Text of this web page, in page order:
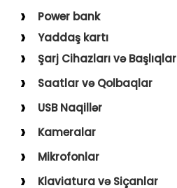
Simli Qulaqlıqlar
Simsiz Qulaqlıqlar
Qulaqüstü
Power bank
Yaddaş kartı
Şarj Cihazları və Başlıqlar
Simsiz
Simli
Saatlar və Qolbaqlar
Saatlar
Saat Qolbaqları
USB Naqillər
Type-C–Lightning
USB–Type-C
Kameralar
Action kameralar (Sport)
Uşaq Kameraları
Mikrofonlar
Karaoke Mikrofonları
Klaviatura və Siçanlar